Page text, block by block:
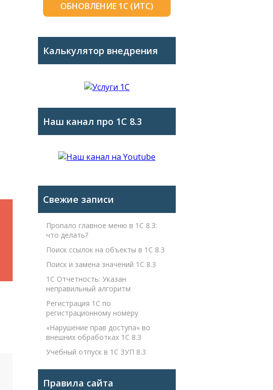
ОБНОВЛЕНИЕ 1С (ИТС)
Калькулятор внедрения
Наш канал про 1С 8.3
Свежие записи
Пропало главное меню в 1С 8.3:
что делать?
Поиск ссылок на объекты в 1С 8.3
Поиск и замена значений 1С 8.3
1С Отчетность: Указан
неправильный алгоритм
Регистрация 1С по
регистрационному номеру
«Нарушение прав доступа» во
внешних обработках 1С 8.3
Учебный отпуск в 1С ЗУП 8.3
Правила сайта